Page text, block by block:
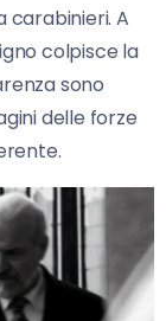
carabinieri. A
colpisce la
sono
delle forze